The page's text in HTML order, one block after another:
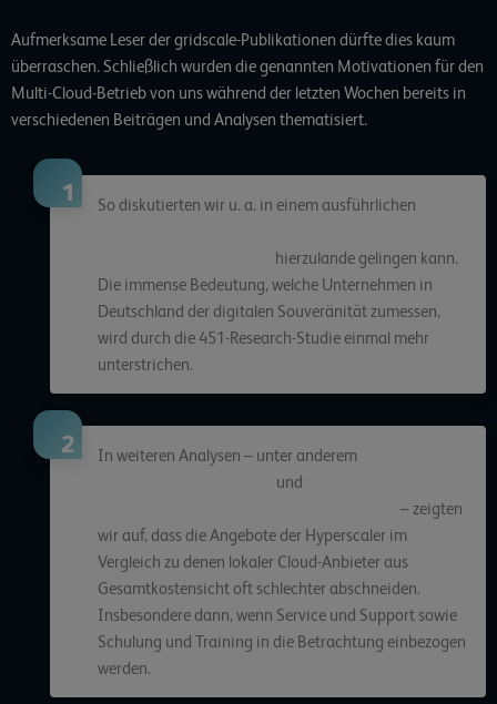
Aufmerksame Leser der gridscale-Publikationen dürfte dies kaum
überraschen. Schließlich wurden die genannten Motivationen für den
Multi-Cloud-Betrieb von uns während der letzten Wochen bereits in
verschiedenen Beiträgen und Analysen thematisiert.
So diskutierten wir u. a. in einem ausführlichen
hierzulande gelingen kann.
Die immense Bedeutung, welche Unternehmen in
Deutschland der digitalen Souveränität zumessen,
wird durch die 451-Research-Studie einmal mehr
unterstrichen.
In weiteren Analysen – unter anderem
und
– zeigten
wir auf, dass die Angebote der Hyperscaler im
Vergleich zu denen lokaler Cloud-Anbieter aus
Gesamtkostensicht oft schlechter abschneiden.
Insbesondere dann, wenn Service und Support sowie
Schulung und Training in die Betrachtung einbezogen
werden.